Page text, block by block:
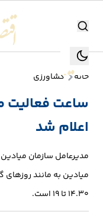
جستجو
تولید
صنعت
انرژی
خانه کشاورزی
ساعت فعالیت
اعلام شد
مدیرعامل سازمان
۱۴.۳۰ تا ۱۹ است.